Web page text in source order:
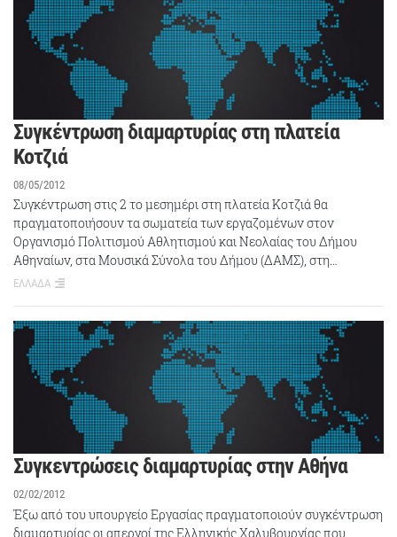
Συγκέντρωση διαμαρτυρίας στη πλατεία
Κοτζιά
08/05/2012
Συγκέντρωση στις 2 το μεσημέρι στη πλατεία Κοτζιά θα
πραγματοποιήσουν τα σωματεία των εργαζομένων στον
Οργανισμό Πολιτισμού Αθλητισμού και Νεολαίας του Δήμου
Αθηναίων, στα Μουσικά Σύνολα του Δήμου (ΔΑΜΣ), στη…
ΕΛΛΑΔΑ
Συγκεντρώσεις διαμαρτυρίας στην Αθήνα
02/02/2012
Έξω από του υπουργείο Εργασίας πραγματοποιούν συγκέντρωση
διαμαρτυρίας οι απεργοί της Ελληνικής Χαλυβουργίας που